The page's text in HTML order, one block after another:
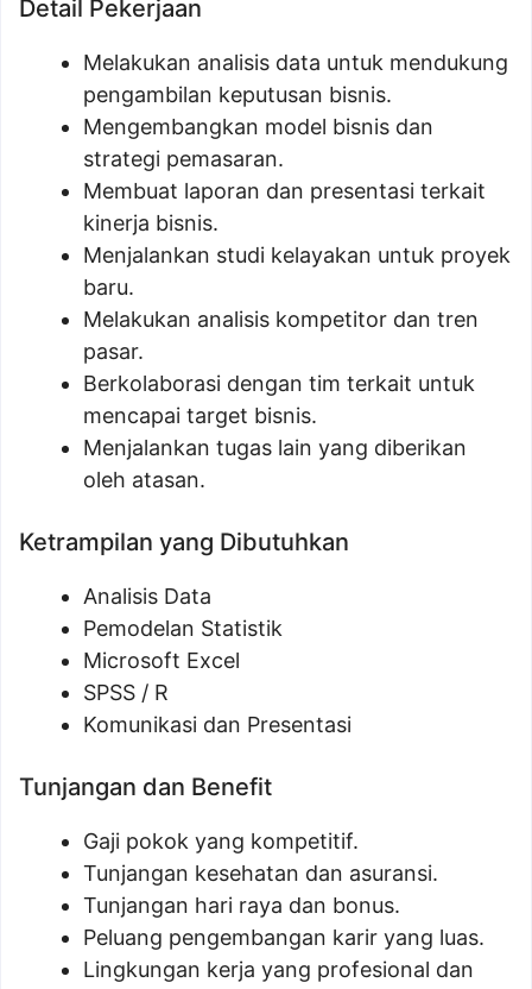
Detail Pekerjaan
Melakukan analisis data untuk mendukung
pengambilan keputusan bisnis.
Mengembangkan model bisnis dan
strategi pemasaran.
Membuat laporan dan presentasi terkait
kinerja bisnis.
Menjalankan studi kelayakan untuk proyek
baru.
Melakukan analisis kompetitor dan tren
pasar.
Berkolaborasi dengan tim terkait untuk
mencapai target bisnis.
Menjalankan tugas lain yang diberikan
oleh atasan.
Ketrampilan yang Dibutuhkan
Analisis Data
Pemodelan Statistik
Microsoft Excel
SPSS / R
Komunikasi dan Presentasi
Tunjangan dan Benefit
Gaji pokok yang kompetitif.
Tunjangan kesehatan dan asuransi.
Tunjangan hari raya dan bonus.
Peluang pengembangan karir yang luas.
Lingkungan kerja yang profesional dan